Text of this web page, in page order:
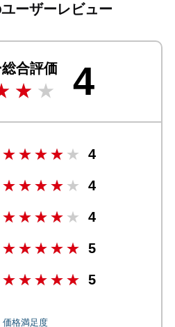
ーザーレビュー
合評価 4
4
4
4
5
5